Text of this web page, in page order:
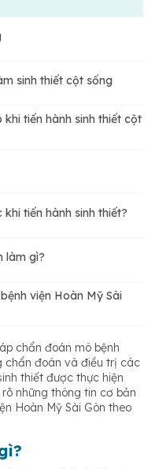
sinh thiết cột sống
tiến hành sinh thiết cột
tiến hành sinh thiết?
làm gì?
viện Hoàn Mỹ Sài
chẩn đoán mô bệnh
chẩn đoán và điều trị các
thiết được thực hiện
những thông tin cơ bản
Hoàn Mỹ Sài Gòn theo